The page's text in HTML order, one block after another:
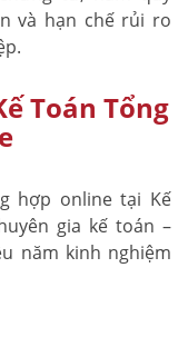
và hạn chế rủi ro
Toán Tổng
hợp online tại Kế
gia kế toán –
năm kinh nghiệm